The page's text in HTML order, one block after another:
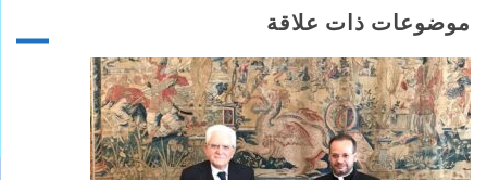
موضوعات ذات علاقة